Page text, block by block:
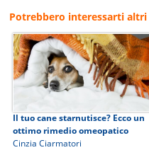
Potrebbero interessarti
Il tuo cane starnutisce? Ecco un
ottimo rimedio omeopatico
Cinzia Ciarmatori